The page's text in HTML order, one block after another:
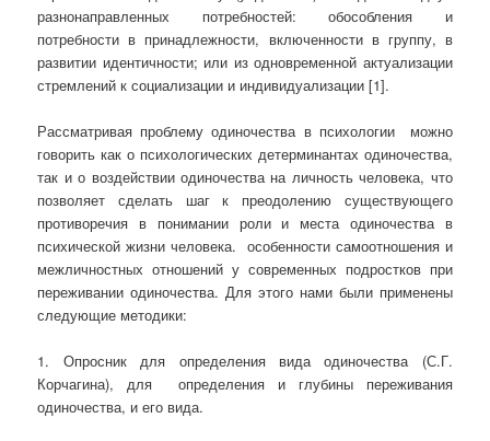
разнонаправленных потребностей: обособления и
потребности в принадлежности, включенности в группу, в
развитии идентичности; или из одновременной актуализации
стремлений к социализации и индивидуализации [1].
Рассматривая проблему одиночества в психологии можно
говорить как о психологических детерминантах одиночества,
так и о воздействии одиночества на личность человека, что
позволяет сделать шаг к преодолению существующего
противоречия в понимании роли и места одиночества в
психической жизни человека. особенности самоотношения и
межличностных отношений у современных подростков при
переживании одиночества. Для этого нами были применены
следующие методики:
1. Опросник для определения вида одиночества (С.Г.
Корчагина), для определения и глубины переживания
одиночества, и его вида.